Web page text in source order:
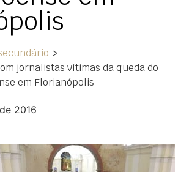
>
jornalistas vítimas da queda do
em Florianópolis
2016